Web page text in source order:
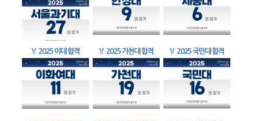
🏅 2025 이대 합격 🏅 2025 가천대 합격 🏅 2025 국민대 합격